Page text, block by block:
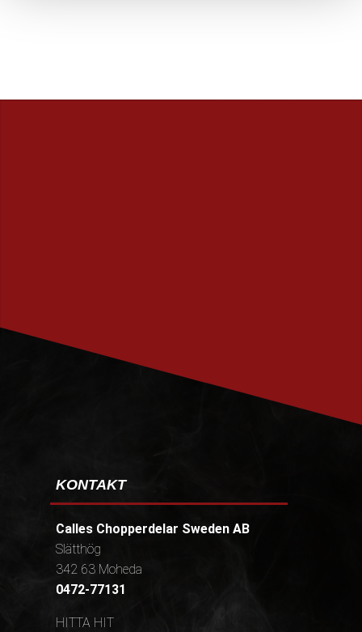
KONTAKT
Calles Chopperdelar Sweden AB
Slätthög
342 63 Moheda
0472-77131
HITTA HIT